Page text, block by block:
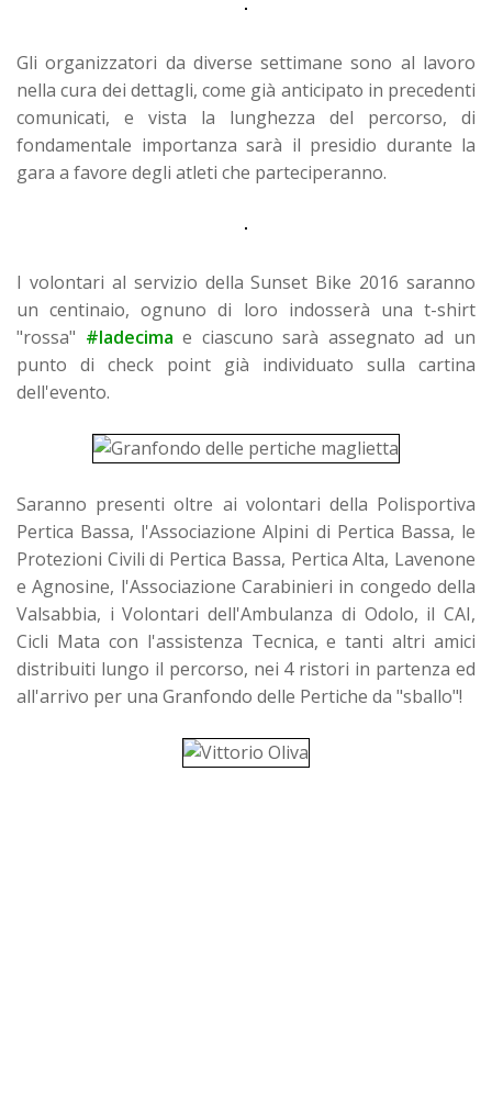
Gli organizzatori da diverse settimane sono al lavoro
nella cura dei dettagli, come già anticipato in precedenti
comunicati, e vista la lunghezza del percorso, di
fondamentale importanza sarà il presidio durante la
gara a favore degli atleti che parteciperanno.
I volontari al servizio della Sunset Bike 2016 saranno
un centinaio, ognuno di loro indosserà una t-shirt
"rossa" #‎ladecima e ciascuno sarà assegnato ad un
punto di check point già individuato sulla cartina
dell'evento.
Saranno presenti oltre ai volontari della Polisportiva
Pertica Bassa, l'Associazione Alpini di Pertica Bassa, le
Protezioni Civili di Pertica Bassa, Pertica Alta, Lavenone
e Agnosine, l'Associazione Carabinieri in congedo della
Valsabbia, i Volontari dell'Ambulanza di Odolo, il CAI,
Cicli Mata con l'assistenza Tecnica, e tanti altri amici
distribuiti lungo il percorso, nei 4 ristori in partenza ed
all'arrivo per una Granfondo delle Pertiche da "sballo"!